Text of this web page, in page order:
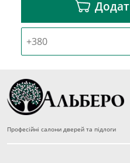
Професійні салони дверей та підлоги